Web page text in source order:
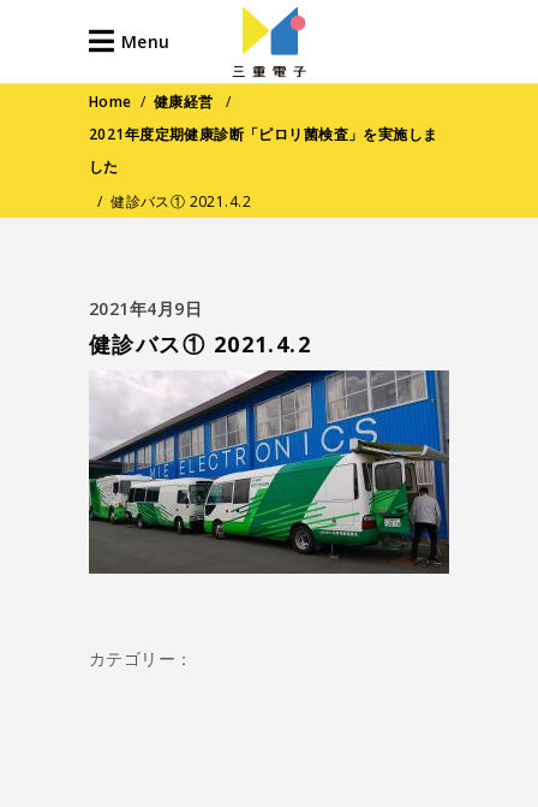
Menu
Home / 健康経営
/
2021年度定期健康診断「ピロリ菌検査」を実施しま
した
/健診バス① 2021.4.2
2021年4月9日
健診バス① 2021.4.2
カテゴリー：